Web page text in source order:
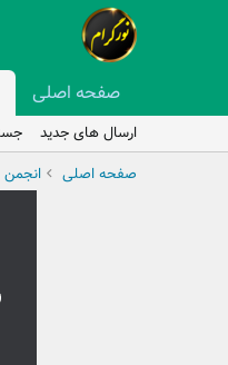
صفحه اصلی
ارسال های جدید
صفحه اصلی
انجمن